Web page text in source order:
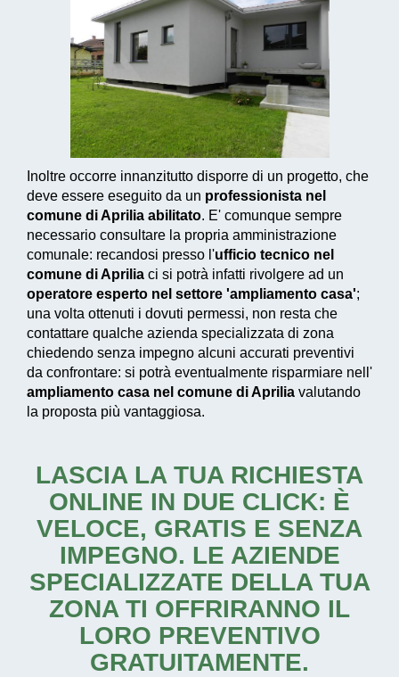
Inoltre occorre innanzitutto disporre di un progetto, che
deve essere eseguito da un professionista nel
comune di Aprilia abilitato. E' comunque sempre
necessario consultare la propria amministrazione
comunale: recandosi presso l'ufficio tecnico nel
comune di Aprilia ci si potrà infatti rivolgere ad un
operatore esperto nel settore 'ampliamento casa';
una volta ottenuti i dovuti permessi, non resta che
contattare qualche azienda specializzata di zona
chiedendo senza impegno alcuni accurati preventivi
da confrontare: si potrà eventualmente risparmiare nell'
ampliamento casa nel comune di Aprilia valutando
la proposta più vantaggiosa.
LASCIA LA TUA RICHIESTA
ONLINE IN DUE CLICK: È
VELOCE, GRATIS E SENZA
IMPEGNO. LE AZIENDE
SPECIALIZZATE DELLA TUA
ZONA TI OFFRIRANNO IL
LORO PREVENTIVO
GRATUITAMENTE.